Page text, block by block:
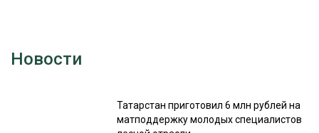
Новости
Татарстан приготовил 6 млн рублей на
матподдержку молодых специалистов